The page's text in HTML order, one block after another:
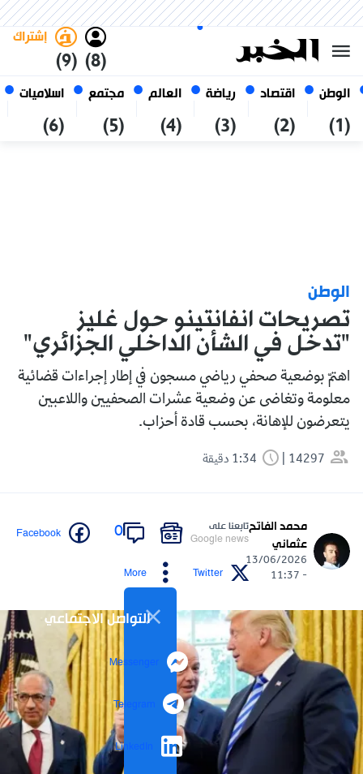
الوطن
(1)
اقتصاد
(2)
رياضة
(3)
العالم
(4)
مجتمع
(5)
اسلاميات
(6)
(8)
إشتراك
(9)
أغسطس 2026
الجزائر
الوطن
تصريحات انفانتينو حول غليز
"تدخل في الشأن الداخلي الجزائري"
اهتمّ بوضعية صحفي رياضي مسجون في إطار إجراءات قضائية
معلومة وتغاضى عن وضعية عشرات الصحفيين واللاعبين
يتعرضون للإهانة، بحسب قادة أحزاب.
14297
محمد الفاتح
عثماني
13/06/2026
- 11:37
تابعنا على
Google news
0
Facebook
Twitter
More
التواصل الاجتماعي
Messenger
Telegram
LinkedIn